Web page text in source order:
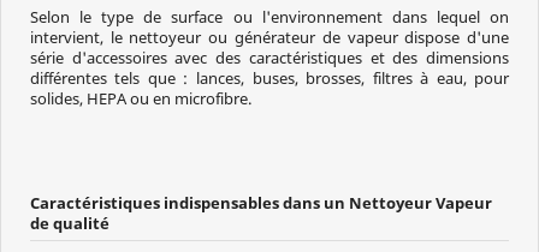
Selon le type de surface ou l'environnement dans lequel on
intervient, le nettoyeur ou générateur de vapeur dispose d'une
série d'accessoires avec des caractéristiques et des dimensions
différentes tels que : lances, buses, brosses, filtres à eau, pour
solides, HEPA ou en microfibre.
Caractéristiques indispensables dans un Nettoyeur Vapeur
de qualité